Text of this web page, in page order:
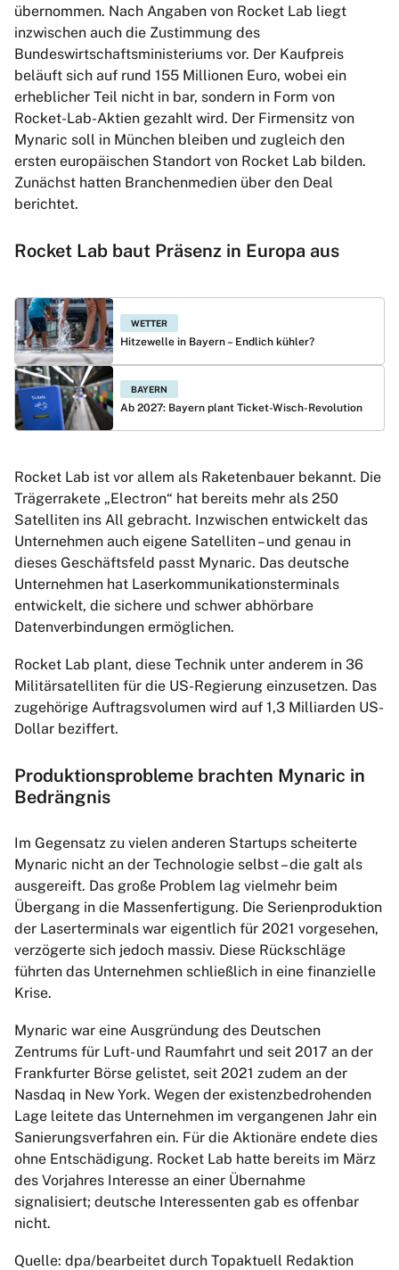
übernommen. Nach Angaben von Rocket Lab liegt
inzwischen auch die Zustimmung des
Bundeswirtschaftsministeriums vor. Der Kaufpreis
beläuft sich auf rund 155 Millionen Euro, wobei ein
erheblicher Teil nicht in bar, sondern in Form von
Rocket-Lab-Aktien gezahlt wird. Der Firmensitz von
Mynaric soll in München bleiben und zugleich den
ersten europäischen Standort von Rocket Lab bilden.
Zunächst hatten Branchenmedien über den Deal
berichtet.
Rocket Lab baut Präsenz in Europa aus
WETTER
Hitzewelle in Bayern – Endlich kühler?
BAYERN
Ab 2027: Bayern plant Ticket-Wisch-Revolution
Rocket Lab ist vor allem als Raketenbauer bekannt. Die
Trägerrakete „Electron“ hat bereits mehr als 250
Satelliten ins All gebracht. Inzwischen entwickelt das
Unternehmen auch eigene Satelliten – und genau in
dieses Geschäftsfeld passt Mynaric. Das deutsche
Unternehmen hat Laserkommunikationsterminals
entwickelt, die sichere und schwer abhörbare
Datenverbindungen ermöglichen.
Rocket Lab plant, diese Technik unter anderem in 36
Militärsatelliten für die US-Regierung einzusetzen. Das
zugehörige Auftragsvolumen wird auf 1,3 Milliarden US-
Dollar beziffert.
Produktionsprobleme brachten Mynaric in
Bedrängnis
Im Gegensatz zu vielen anderen Startups scheiterte
Mynaric nicht an der Technologie selbst – die galt als
ausgereift. Das große Problem lag vielmehr beim
Übergang in die Massenfertigung. Die Serienproduktion
der Laserterminals war eigentlich für 2021 vorgesehen,
verzögerte sich jedoch massiv. Diese Rückschläge
führten das Unternehmen schließlich in eine finanzielle
Krise.
Mynaric war eine Ausgründung des Deutschen
Zentrums für Luft- und Raumfahrt und seit 2017 an der
Frankfurter Börse gelistet, seit 2021 zudem an der
Nasdaq in New York. Wegen der existenzbedrohenden
Lage leitete das Unternehmen im vergangenen Jahr ein
Sanierungsverfahren ein. Für die Aktionäre endete dies
ohne Entschädigung. Rocket Lab hatte bereits im März
des Vorjahres Interesse an einer Übernahme
signalisiert; deutsche Interessenten gab es offenbar
nicht.
Quelle: dpa/bearbeitet durch Topaktuell Redaktion